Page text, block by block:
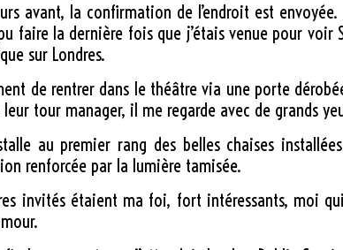
avant, la confirmation de l’endroit est
pu faire la dernière fois que j’étais venue pour
sur Londres.
de rentrer dans le théâtre via une porte
tour manager, il me regarde avec de grands
au premier rang des belles chaises
renforcée par la lumière tamisée.
invités étaient ma foi, fort intéressants, moi